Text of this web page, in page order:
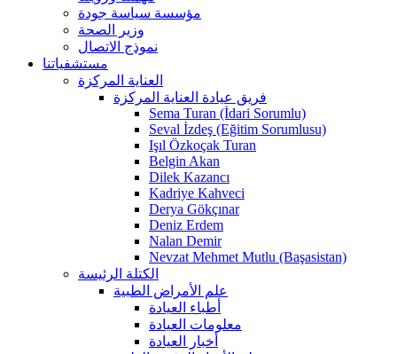
مؤسسة سياسة جودة
وزير الصحة
نموذج الاتصال
مستشفياتنا
العناية المركزة
فريق عيادة العناية المركزة
Sema Turan (İdari Sorumlu)
Seval İzdeş (Eğitim Sorumlusu)
Işıl Özkoçak Turan
Belgin Akan
Dilek Kazancı
Kadriye Kahveci
Derya Gökçınar
Deniz Erdem
Nalan Demir
Nevzat Mehmet Mutlu (Başasistan)
الكتلة الرئيسة
علم الأمراض الطبية
أطباء العيادة
معلومات العيادة
أخبار العيادة